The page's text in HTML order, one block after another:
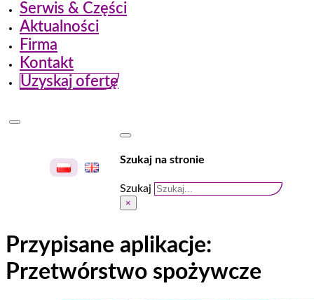
Serwis & Części
Aktualności
Firma
Kontakt
Uzyskaj ofertę
Szukaj na stronie
Szukaj
×
Przypisane aplikacje:
Przetwórstwo spożywcze